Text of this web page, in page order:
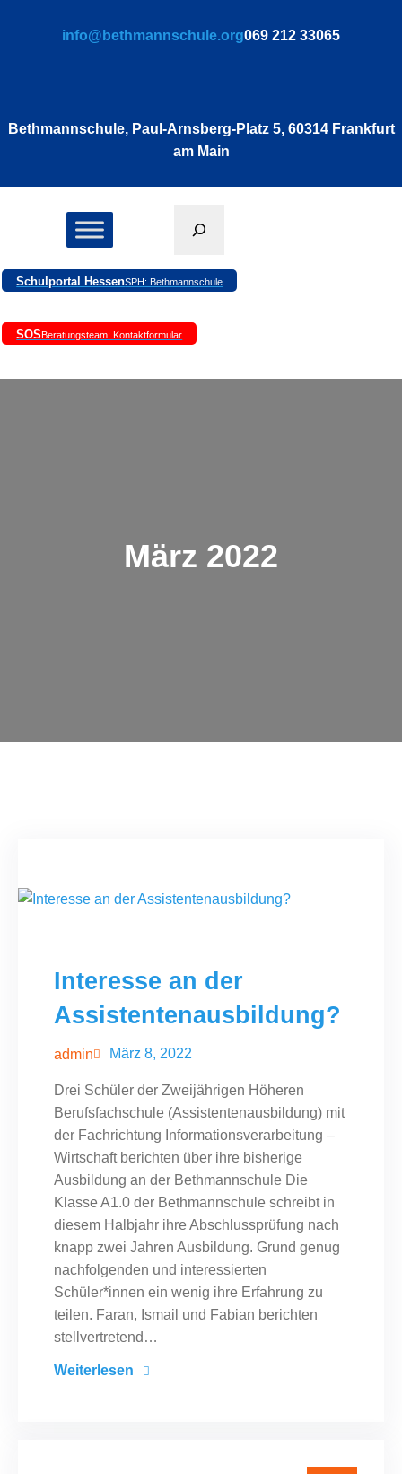
info@bethmannschule.org069 212 33065
Bethmannschule, Paul-Arnsberg-Platz 5, 60314 Frankfurt
am Main
Schulportal HessenSPH: Bethmannschule
SOSBeratungsteam: Kontaktformular
März 2022
Interesse an der
Assistentenausbildung?
admin März 8, 2022
Drei Schüler der Zweijährigen Höheren
Berufsfachschule (Assistentenausbildung) mit
der Fachrichtung Informationsverarbeitung –
Wirtschaft berichten über ihre bisherige
Ausbildung an der Bethmannschule Die
Klasse A1.0 der Bethmannschule schreibt in
diesem Halbjahr ihre Abschlussprüfung nach
knapp zwei Jahren Ausbildung. Grund genug
nachfolgenden und interessierten
Schüler*innen ein wenig ihre Erfahrung zu
teilen. Faran, Ismail und Fabian berichten
stellvertretend…
Weiterlesen